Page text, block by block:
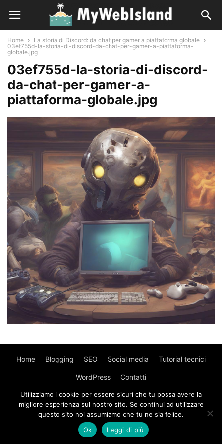
Home
La storia di Discord: da chat per gamer a piattaforma globale
03ef755d-la-storia-di-discord-da-chat-per-gamer-a-piattaforma-
globale.jpg
03ef755d-la-storia-di-discord-
da-chat-per-gamer-a-
piattaforma-globale.jpg
Home Blogging SEO Social media Tutorial tecnici
WordPress Contatti
© Copyright 2017 - MyWebIsland. Privacy Policy -Cookie
Policy
Utilizziamo i cookie per essere sicuri che tu possa avere la
migliore esperienza sul nostro sito. Se continui ad utilizzare
questo sito noi assumiamo che tu ne sia felice.
Ok
Leggi di più